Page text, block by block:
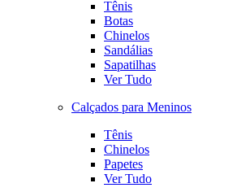
Tênis
Botas
Chinelos
Sandálias
Sapatilhas
Ver Tudo
Calçados para Meninos
Tênis
Chinelos
Papetes
Ver Tudo